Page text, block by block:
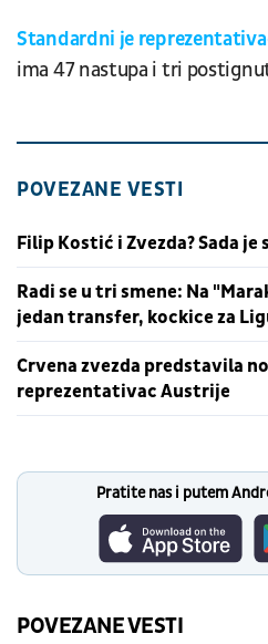
Standardni je
ima 47 nastupa i tri
POVEZANE VESTI
Filip Kostić i Zvezda? Sada
Radi se u tri smene: Na
jedan transfer, kockice za
Crvena zvezda predstavila
reprezentativac Austrije
Pratite nas i putem
POVEZANE VESTI